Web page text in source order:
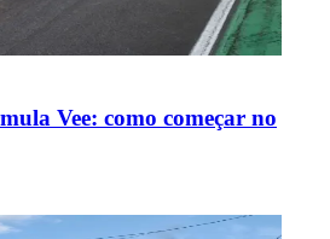
Vee: como começar no